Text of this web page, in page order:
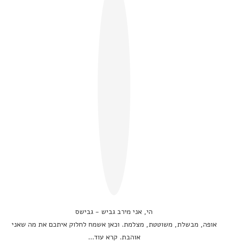
הי, אני מירב גביש - גבישס
אופה, מבשלת, משוטטת, מצלמת. וכאן אשמח לחלוק איתכם את מה שאני
אוהבת. קרא עוד...